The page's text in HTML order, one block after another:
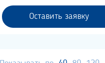
Оставить заявку